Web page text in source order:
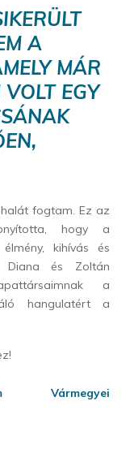
A
MÁR
EGY
fogtam. Ez az
hogy a
kihívás és
Diana és Zoltán
a
hangulatért a
Vármegyei